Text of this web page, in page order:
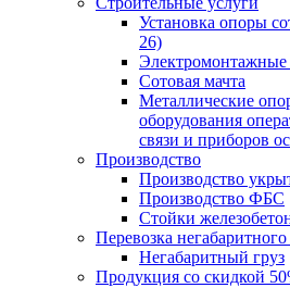
Установка опоры
26)
Электромонтажные
Сотовая мачта
Металлические
оборудования
связи и приборов
Производство
Производство
Производство ФБС
Стойки
Перевозка негабаритного
Негабаритный груз
Продукция со скидкой